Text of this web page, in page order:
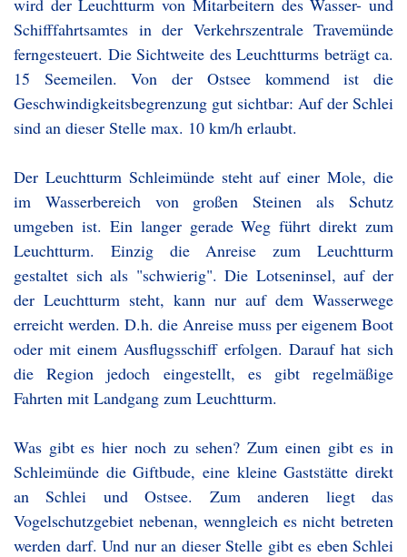
wird der Leuchtturm von Mitarbeitern des Wasser- und
Schifffahrtsamtes in der Verkehrszentrale Travemünde
ferngesteuert. Die Sichtweite des Leuchtturms beträgt ca.
15 Seemeilen. Von der Ostsee kommend ist die
Geschwindigkeitsbegrenzung gut sichtbar: Auf der Schlei
sind an dieser Stelle max. 10 km/h erlaubt.
Der Leuchtturm Schleimünde steht auf einer Mole, die
im Wasserbereich von großen Steinen als Schutz
umgeben ist. Ein langer gerade Weg führt direkt zum
Leuchtturm. Einzig die Anreise zum Leuchtturm
gestaltet sich als "schwierig". Die Lotseninsel, auf der
der Leuchtturm steht, kann nur auf dem Wasserwege
erreicht werden. D.h. die Anreise muss per eigenem Boot
oder mit einem Ausflugsschiff erfolgen. Darauf hat sich
die Region jedoch eingestellt, es gibt regelmäßige
Fahrten mit Landgang zum Leuchtturm.
Was gibt es hier noch zu sehen? Zum einen gibt es in
Schleimünde die Giftbude, eine kleine Gaststätte direkt
an Schlei und Ostsee. Zum anderen liegt das
Vogelschutzgebiet nebenan, wenngleich es nicht betreten
werden darf. Und nur an dieser Stelle gibt es eben Schlei